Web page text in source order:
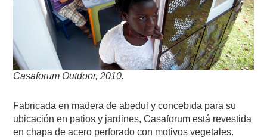
Casaforum Outdoor, 2010.
Fabricada en madera de abedul y concebida para su
ubicación en patios y jardines, Casaforum está revestida
en chapa de acero perforado con motivos vegetales.